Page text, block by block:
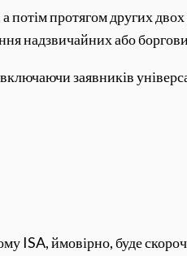
потім протягом других
надзвичайних або
заявників
ISA, ймовірно, буде